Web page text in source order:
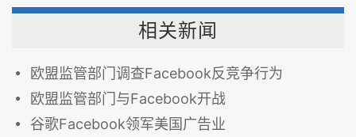
相关新闻
欧盟监管部门调查Facebook反竞争行为
欧盟监管部门与Facebook开战
谷歌Facebook领军美国广告业